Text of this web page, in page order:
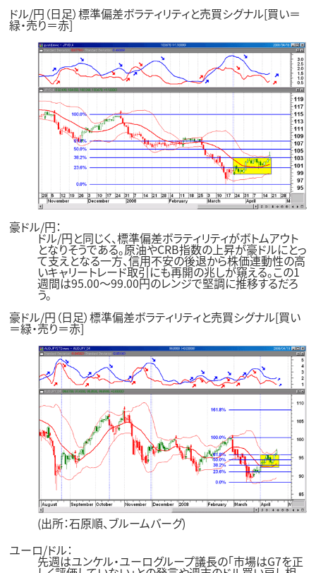
ドル/円（日足）標準偏差ボラティリティと売買シグナル[買い＝
緑・売り＝赤]
豪ドル/円：
ドル/円と同じく、標準偏差ボラティリティがボトムアウト
となりそうである。原油やCRB指数の上昇が豪ドルにとっ
て支えとなる一方、信用不安の後退から株価連動性の高
いキャリートレード取引にも再開の兆しが窺える。この1
週間は95.00～99.00円のレンジで堅調に推移するだろ
う。
豪ドル/円（日足）標準偏差ボラティリティと売買シグナル[買い
＝緑・売り＝赤]
(出所：石原順、ブルームバーグ)
ユーロ/ドル：
先週はユンケル・ユーログループ議長の「市場はG7を正